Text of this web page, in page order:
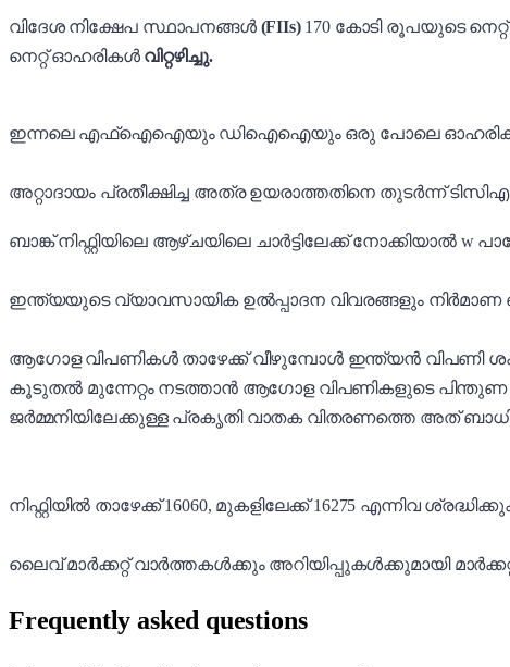
വിദേശ നിക്ഷേപ സ്ഥാപനങ്ങൾ(FIIs) 170 കോടി രൂപയുടെ
നെറ്റ് ഓഹരികൾ വിറ്റഴിച്ചു.
ഇന്നലെ എഫ്ഐഐയും ഡിഐഐയും ഒരു പോലെ ഓഹരികൾ
അറ്റാദായം പ്രതീക്ഷിച്ച അത്ര ഉയരാത്തതിനെ തുടർന്ന്
ബാങ്ക് നിഫ്റ്റിയിലെ ആഴ്ചയിലെ ചാർട്ടിലേക്ക് നോക്കിയാൽ w
ഇന്ത്യയുടെ വ്യാവസായിക ഉൽപ്പാദന വിവരങ്ങളും നിർമാണ
ആഗോള വിപണികൾ താഴേക്ക് വീഴുമ്പോൾ ഇന്ത്യൻ വിപണി
കൂടുതൽ മുന്നേറ്റം നടത്താൻ ആഗോള വിപണികളുടെ പിന്തുണ
ജർമ്മനിയിലേക്കുള്ള പ്രകൃതി വാതക വിതരണത്തെ അത്
നിഫ്റ്റിയിൽ താഴേക്ക് 16060, മുകളിലേക്ക് 16275 എന്നിവ
ലൈവ് മാർക്കറ്റ് വാർത്തകൾക്കും അറിയിപ്പുകൾക്കുമായി
Frequently asked questions